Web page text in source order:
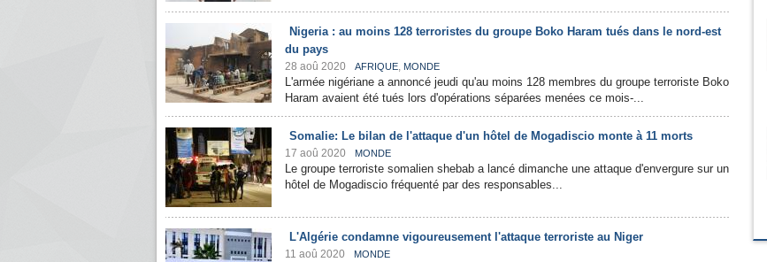
Nigeria : au moins 128 terroristes du groupe Boko Haram tués dans le nord-est
du pays
28 aoû 2020 AFRIQUE, MONDE
L'armée nigériane a annoncé jeudi qu'au moins 128 membres du groupe terroriste Boko
Haram avaient été tués lors d'opérations séparées menées ce mois-...
Somalie: Le bilan de l'attaque d'un hôtel de Mogadiscio monte à 11 morts
17 aoû 2020 MONDE
Le groupe terroriste somalien shebab a lancé dimanche une attaque d'envergure sur un
hôtel de Mogadiscio fréquenté par des responsables...
L'Algérie condamne vigoureusement l'attaque terroriste au Niger
11 aoû 2020 MONDE